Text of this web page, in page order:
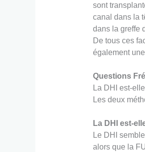
sont
canal dans la
dans la greffe
De tous ces
également
Questions
La DHI est-
Les deux
La DHI est-
Le DHI
alors que la